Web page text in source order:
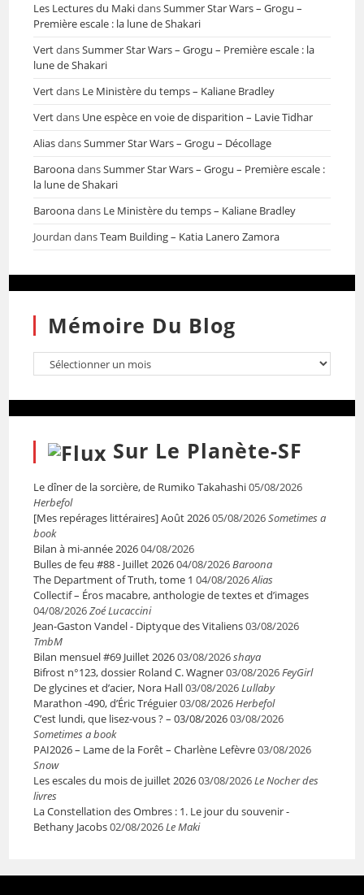
Les Lectures du MakidansSummer Star Wars – Grogu –
Première escale : la lune de Shakari
VertdansSummer Star Wars – Grogu – Première escale : la
lune de Shakari
Vertdans Le Ministère du temps – Kaliane Bradley
Vertdans Une espèce en voie de disparition – Lavie Tidhar
AliasdansSummer Star Wars – Grogu – Décollage
BaroonadansSummer Star Wars – Grogu – Première escale :
la lune de Shakari
Baroonadans Le Ministère du temps – Kaliane Bradley
Jourdan dansTeam Building – Katia Lanero Zamora
Mémoire Du Blog
Sur Le Planète-SF
Le dîner de la sorcière, de Rumiko Takahashi05/08/2026
Herbefol
[Mes repérages littéraires] Août 202605/08/2026Sometimes a
book
Bilan à mi-année 202604/08/2026
Bulles de feu #88 - Juillet 202604/08/2026Baroona
The Department of Truth, tome 1 04/08/2026Alias
Collectif – Éros macabre, anthologie de textes et d’images
04/08/2026Zoé Lucaccini
Jean-Gaston Vandel - Diptyque des Vitaliens03/08/2026
TmbM
Bilan mensuel #69 Juillet 202603/08/2026shaya
Bifrost n°123, dossier Roland C. Wagner03/08/2026FeyGirl
De glycines et d’acier, Nora Hall03/08/2026Lullaby
Marathon -490, d’Éric Tréguier03/08/2026Herbefol
C’est lundi, que lisez-vous ? – 03/08/202603/08/2026
Sometimes a book
PAI2026 – Lame de la Forêt – Charlène Lefèvre03/08/2026
Snow
Les escales du mois de juillet 202603/08/2026Le Nocher des
livres
La Constellation des Ombres : 1. Le jour du souvenir -
Bethany Jacobs02/08/2026Le Maki